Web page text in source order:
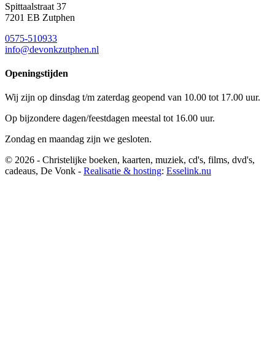
Spittaalstraat 37
7201 EB Zutphen
0575-510933
info@devonkzutphen.nl
Openingstijden
Wij zijn op dinsdag t/m zaterdag geopend van 10.00 tot 17.00 uur.
Op bijzondere dagen/feestdagen meestal tot 16.00 uur.
Zondag en maandag zijn we gesloten.
© 2026 - Christelijke boeken, kaarten, muziek, cd's, films, dvd's,
cadeaus, De Vonk - Realisatie & hosting: Esselink.nu